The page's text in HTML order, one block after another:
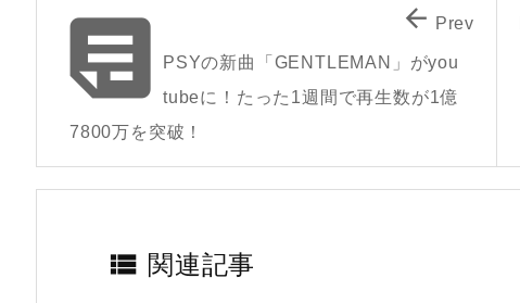
PSYの新曲「GENTLEMAN」がyou
tubeに！たった1週間で再生数が1億
7800万を突破！
 Prev
 関連記事